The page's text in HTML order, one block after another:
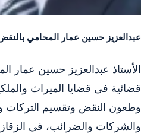
عبدالعزيز حسين عمار المحامي
الأستاذ عبدالعزيز حسين عمار
قضائية فى قضايا الميراث
وطعون النقض وتقسيم التركات
والشركات والضرائب، في